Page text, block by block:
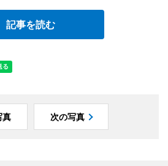
記事を読む
真 次の写真